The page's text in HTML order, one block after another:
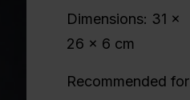
Dimensions: 31 ×
26 × 6 cm
Recommended for